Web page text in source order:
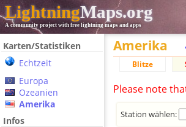
LightningMaps.org
A community project with free lightning maps and apps
Karten/Statistiken
Echtzeit
Europa
Ozeanien
Amerika
Infos
Amerika
Blitze
Please note
Station wählen: